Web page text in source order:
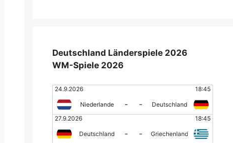
Deutschland Länderspiele 2026
WM-Spiele 2026
24.9.2026 18:45
Niederlande - -
Deutschland
27.9.2026
18:45
Deutschland - -
Griechenland